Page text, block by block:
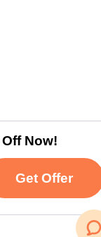
Now!
Get Offer